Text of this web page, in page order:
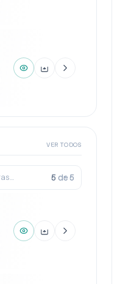
VER TODOS
5 de5